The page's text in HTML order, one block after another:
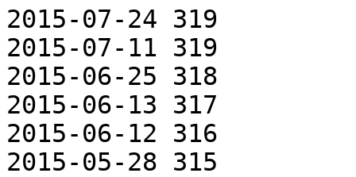
2015-07-24 319
2015-07-11 319
2015-06-25 318
2015-06-13 317
2015-06-12 316
2015-05-28 315